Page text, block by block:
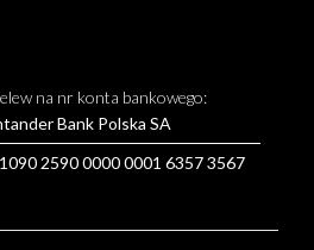
na nr konta bankowego:
Bank Polska SA
2590 0000 0001 6357 3567